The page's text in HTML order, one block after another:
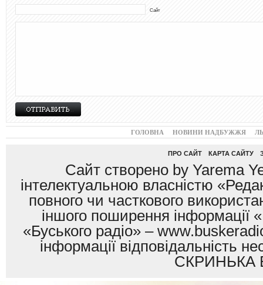
Сайт
ГОЛОВНА НОВИНИ НАДБУЖЖЯ
ПРО САЙТ КАРТА САЙТУ
Сайт створено by Yarema
інтелектуальною власністю
повного чи часткового
іншого поширення інформації
«Буського радіо» –
інформації
СКРИНЬКА